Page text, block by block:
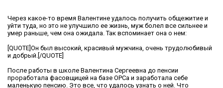
Через какое-то время Валентине удалось получить общежитие и
уйти туда, но это не улучшило ее жизнь, муж болел все сильнее и
умер раньше, чем она ожидала. Так вспоминает она о нем:
[QUOTE]Он был высокий, красивый мужчина, очень трудолюбивый
и добрый.[/QUOTE]
После работы в школе Валентина Сергеевна до пенсии
проработала фасовщицей на базе ОРСа и заработала себе
маленькую пенсию. Это все, что удалось узнать о ней. Что